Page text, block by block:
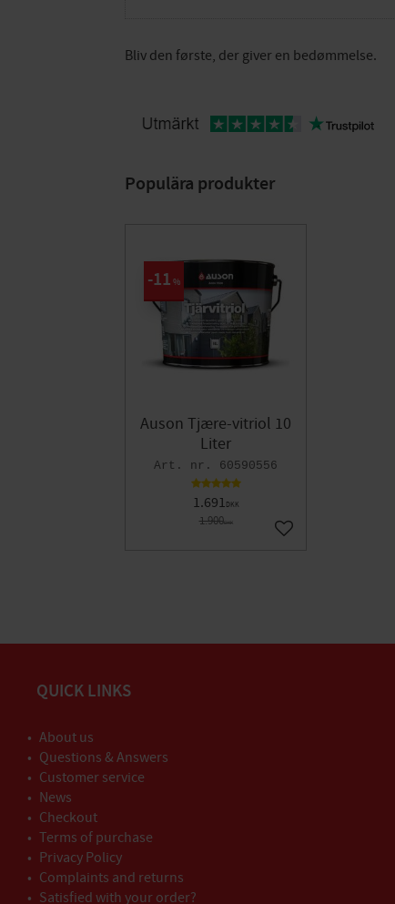
Bliv den første, der giver en bedømmelse.
Populära produkter
Auson Tjære-vitriol 10
Liter
60590556
1.691DKK
1.900DKK
11 %
Gem som favorit
QUICK LINKS
About us
Questions & Answers
Customer service
News
Checkout
Terms of purchase
Privacy Policy
Complaints and returns
Satisfied with your order?